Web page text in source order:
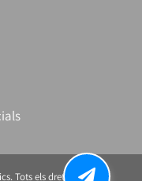
Tots els drets reservats.